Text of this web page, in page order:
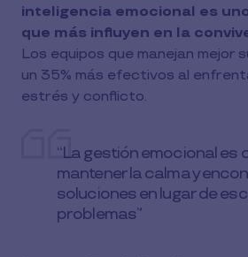
inteligencia emocional es
que más influyen en la
Los equipos que manejan mejor
un 35% más efectivos al
estrés y conflicto.
“La gestión emocional es
mantener la calma y
soluciones en lugar de
problemas”